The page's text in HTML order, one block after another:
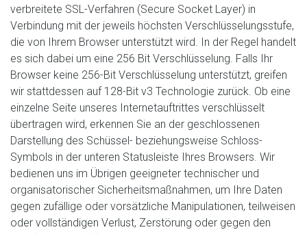
verbreitete SSL-Verfahren (Secure Socket Layer) in
Verbindung mit der jeweils höchsten Verschlüsselungsstufe,
die von Ihrem Browser unterstützt wird. In der Regel handelt
es sich dabei um eine 256 Bit Verschlüsselung. Falls Ihr
Browser keine 256-Bit Verschlüsselung unterstützt, greifen
wir stattdessen auf 128-Bit v3 Technologie zurück. Ob eine
einzelne Seite unseres Internetauftrittes verschlüsselt
übertragen wird, erkennen Sie an der geschlossenen
Darstellung des Schüssel- beziehungsweise Schloss-
Symbols in der unteren Statusleiste Ihres Browsers. Wir
bedienen uns im Übrigen geeigneter technischer und
organisatorischer Sicherheitsmaßnahmen, um Ihre Daten
gegen zufällige oder vorsätzliche Manipulationen, teilweisen
oder vollständigen Verlust, Zerstörung oder gegen den